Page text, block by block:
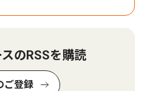
のRSSを購読
ご登録